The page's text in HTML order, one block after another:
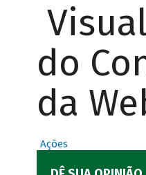
do
da
Ações